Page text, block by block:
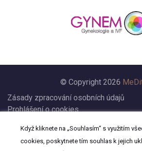
© Copyright 2026
Zásady zpracování osobních údajů
Prohlášení o cookies
Prohlášení
Kontakt
Když kliknete na „Souhlasím“ s využitím
cookies, poskytnete tím souhlas k jejich